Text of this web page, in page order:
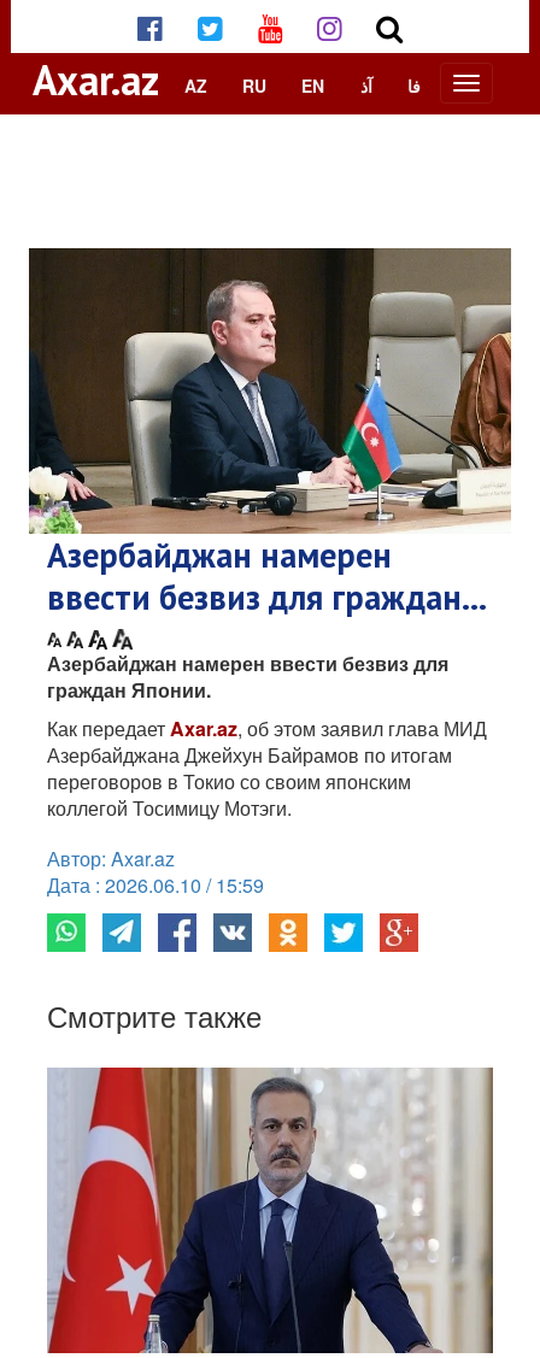
Axar.az AZ RU EN آذ فا
Азербайджан намерен
ввести безвиз для граждан...
Азербайджан намерен ввести безвиз для
граждан Японии.
Как передаетAxar.az, об этом заявил глава МИД
Азербайджана Джейхун Байрамов по итогам
переговоров в Токио со своим японским
коллегой Тосимицу Мотэги.
Автор: Axar.az
Дата : 2026.06.10 / 15:59
Смотрите также